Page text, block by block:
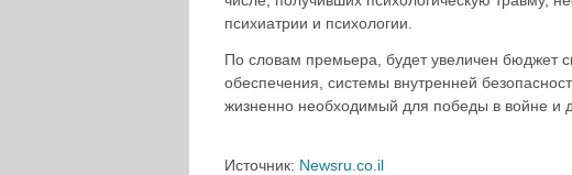
психиатрии и психологии.
По словам премьера, будет увеличен бюджет
обеспечения, системы внутренней
жизненно необходимый для победы в войне и
Источник: Newsru.co.il